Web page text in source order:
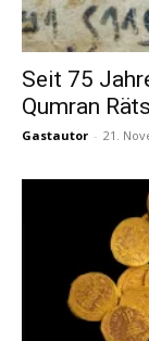
Seit 75
Qumran
Gastautor - 21.